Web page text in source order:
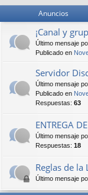
Anuncios
¡Canal y
Último mensaje
Publicado en
Servidor
Último mensaje
Publicado en
Respuestas: 63
ENTREGA
Último mensaje
Respuestas: 18
Reglas de la
Último mensaje